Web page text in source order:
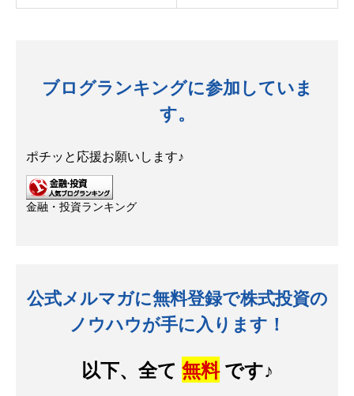
ブログランキングに参加していま
す。
ポチッと応援お願いします♪
金融・投資ランキング
公式メルマガに無料登録で株式投資の
ノウハウが手に入ります！
以下、全て 無料です♪